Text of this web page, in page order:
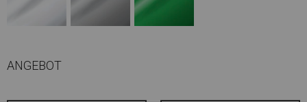
ANGEBOT